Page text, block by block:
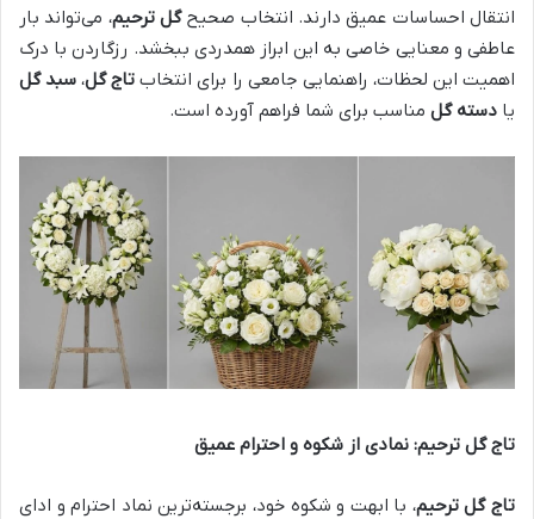
انتقال احساسات عمیق دارند. انتخاب صحیحگل ترحیم، می‌تواند بار
عاطفی و معنایی خاصی به این ابراز همدردی ببخشد. رزگاردن با درک
اهمیت این لحظات، راهنمایی جامعی را برای انتخاب تاج گل، سبد گل
یا دسته گل مناسب برای شما فراهم آورده است.
تاج گل ترحیم: نمادی از شکوه و احترام عمیق
تاج گل ترحیم، با ابهت و شکوه خود، برجسته‌ترین نماد احترام و ادای